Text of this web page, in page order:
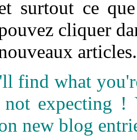
surtout ce
cliquer
articles.
find what
expecting !
new blog